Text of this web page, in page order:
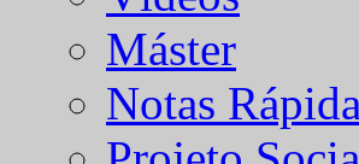
Máster
Notas